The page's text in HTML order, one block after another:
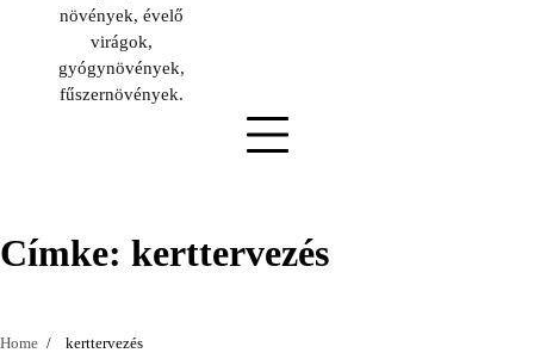
növények, évelő
virágok,
gyógynövények,
fűszernövények.
Címke: kerttervezés
Home kerttervezés